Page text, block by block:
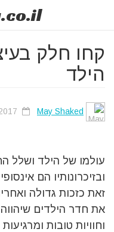
.co.il
קחו חלק
הילד
May Shaked
עולמו של הילד ושלל
ובזיכרונותיו הם
זאת כזכות גדולה
את חדר הילדים שיהווה
וחוויות טובות